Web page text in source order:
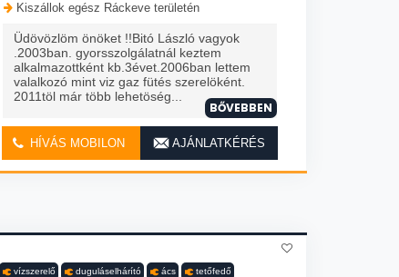
Kiszállok egész Ráckeve területén
Üdövözlöm önöket !!Bitó László vagyok
.2003ban. gyorsszolgálatnál keztem
alkalmazottként kb.3évet.2006ban lettem
valalkozó mint viz gaz fütés szerelöként.
2011töl már több lehetöség...
BŐVEBBEN
HÍVÁS MOBILON AJÁNLATKÉRÉS
vízszerelő duguláselhárító ács tetőfedő